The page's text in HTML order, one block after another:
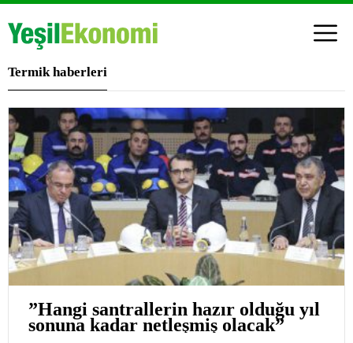
Termik haberleri
”Hangi santrallerin hazır olduğu yıl
sonuna kadar netleşmiş olacak”